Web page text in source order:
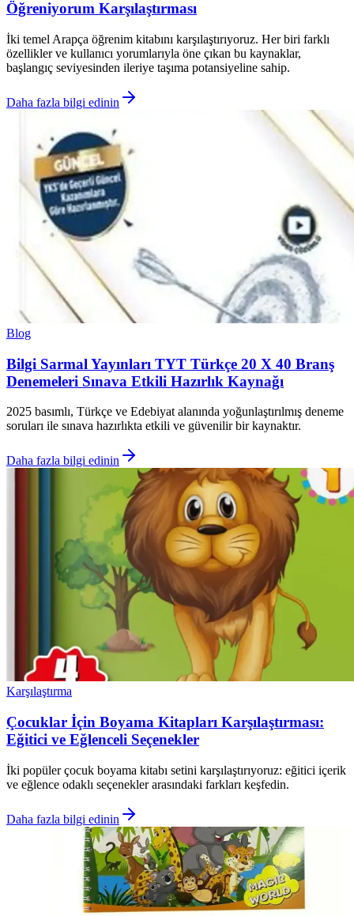
Öğreniyorum Karşılaştırması
İki temel Arapça öğrenim kitabını karşılaştırıyoruz. Her biri farklı
özellikler ve kullanıcı yorumlarıyla öne çıkan bu kaynaklar,
başlangıç seviyesinden ileriye taşıma potansiyeline sahip.
Daha fazla bilgi edinin
Blog
Bilgi Sarmal Yayınları TYT Türkçe 20 X 40 Branş
Denemeleri Sınava Etkili Hazırlık Kaynağı
2025 basımlı, Türkçe ve Edebiyat alanında yoğunlaştırılmış deneme
soruları ile sınava hazırlıkta etkili ve güvenilir bir kaynaktır.
Daha fazla bilgi edinin
Karşılaştırma
Çocuklar İçin Boyama Kitapları Karşılaştırması:
Eğitici ve Eğlenceli Seçenekler
İki popüler çocuk boyama kitabı setini karşılaştırıyoruz: eğitici içerik
ve eğlence odaklı seçenekler arasındaki farkları keşfedin.
Daha fazla bilgi edinin